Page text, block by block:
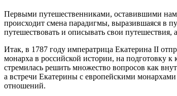
Первыми путешественниками, оставившими нам
происходит смена парадигмы, выразившаяся в
путешествовать и описывать свои путешествия,
Итак, в 1787 году императрица Екатерина II
монарха в российской истории, на подготовку
стремилась решить множество вопросов как
а встречи Екатерины с европейскими
отношений.